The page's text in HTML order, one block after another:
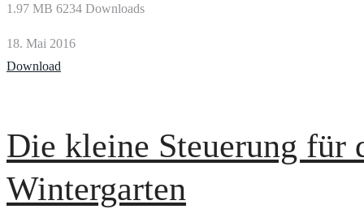
1.97 MB 6234 Downloads
18. Mai 2016
Download
Die kleine Steuerung für
Wintergarten